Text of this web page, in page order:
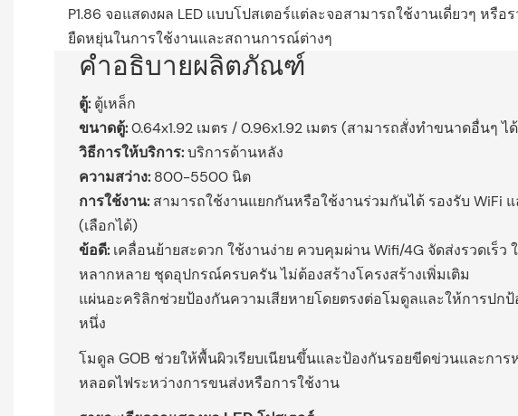
P1.86 จอแสดงผล LED แบบโปสเตอร์แต่ละจอสามารถใช้งานเดี่ยวๆ ห
ยืดหยุ่นในการใช้งานและสถานการณ์ต่างๆ
คำอธิบายผลิตภัณฑ์
ตู้:ตู้เหล็ก
ขนาดตู้:0.64x1.92 เมตร / 0.96x1.92 เมตร (สามารถสั่งทำขนาดอื่นๆ ไ
วิธีการให้บริการ:บริการด้านหลัง
ความสว่าง:800-5500 นิต
การใช้งาน:สามารถใช้งานแยกกันหรือใช้งานร่วมกันได้ รองรับ WiFi แ
(เลือกได้)
ข้อดี:เคลื่อนย้ายสะดวก ใช้งานง่าย ควบคุมผ่าน Wifi/4G จัดส่งรวดเร็ว
หลากหลาย ชุดอุปกรณ์ครบครัน ไม่ต้องสร้างโครงสร้างเพิ่มเติม
แผ่นอะคริลิกช่วยป้องกันความเสียหายโดยตรงต่อโมดูลและให้การปกป้
หนึ่ง
โมดูล GOB ช่วยให้พื้นผิวเรียบเนียนขึ้นและป้องกันรอยขีดข่วนและการ
หลอดไฟระหว่างการขนส่งหรือการใช้งาน